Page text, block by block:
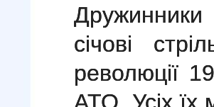
Дружинники
січові
революції